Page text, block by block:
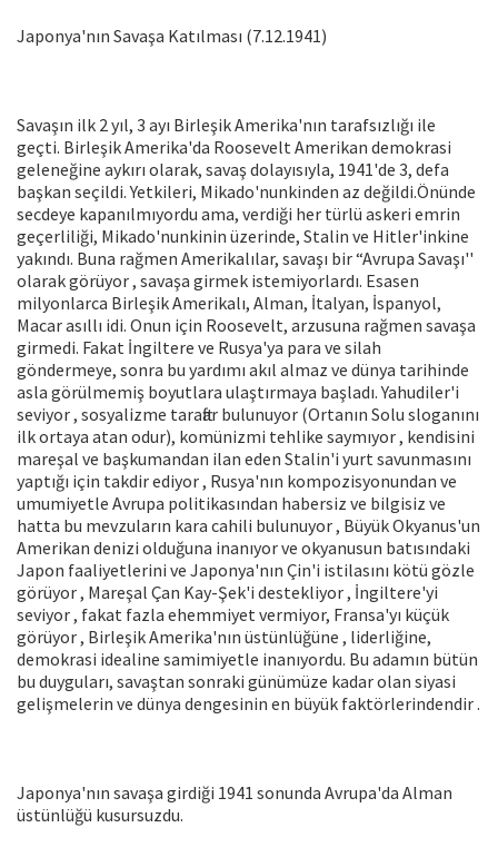
Japonya'nın Savaşa Katılması (7.12.1941)
Savaşın ilk 2 yıl, 3 ayı Birleşik Amerika'nın tarafsızlığı ile
geçti. Birleşik Amerika'da Roosevelt Amerikan demokrasi
geleneğine aykırı olarak, savaş dolayısıyla, 1941'de 3, defa
başkan seçildi. Yetkileri, Mikado'nunkinden az değildi.Önünde
secdeye kapanılmıyordu ama, verdiği her türlü askeri emrin
geçerliliği, Mikado'nunkinin üzerinde, Stalin ve Hitler'inkine
yakındı. Buna rağmen Amerikalılar, savaşı bir “Avrupa Savaşı''
olarak görüyor , savaşa girmek istemiyorlardı. Esasen
milyonlarca Birleşik Amerikalı, Alman, İtalyan, İspanyol,
Macar asıllı idi. Onun için Roosevelt, arzusuna rağmen savaşa
girmedi. Fakat İngiltere ve Rusya'ya para ve silah
göndermeye, sonra bu yardımı akıl almaz ve dünya tarihinde
asla görülmemiş boyutlara ulaştırmaya başladı. Yahudiler'i
seviyor , sosyalizme taraftar bulunuyor (Ortanın Solu sloganını
ilk ortaya atan odur), komünizmi tehlike saymıyor , kendisini
mareşal ve başkumandan ilan eden Stalin'i yurt savunmasını
yaptığı için takdir ediyor , Rusya'nın kompozisyonundan ve
umumiyetle Avrupa politikasından habersiz ve bilgisiz ve
hatta bu mevzuların kara cahili bulunuyor , Büyük Okyanus'un
Amerikan denizi olduğuna inanıyor ve okyanusun batısındaki
Japon faaliyetlerini ve Japonya'nın Çin'i istilasını kötü gözle
görüyor , Mareşal Çan Kay-Şek'i destekliyor , İngiltere'yi
seviyor , fakat fazla ehemmiyet vermiyor, Fransa'yı küçük
görüyor , Birleşik Amerika'nın üstünlüğüne , liderliğine,
demokrasi idealine samimiyetle inanıyordu. Bu adamın bütün
bu duyguları, savaştan sonraki günümüze kadar olan siyasi
gelişmelerin ve dünya dengesinin en büyük faktörlerindendir .
Japonya'nın savaşa girdiği 1941 sonunda Avrupa'da Alman
üstünlüğü kusursuzdu.